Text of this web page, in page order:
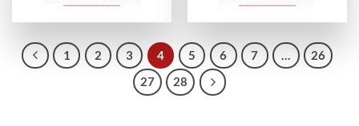
1 2 3 4 5 6 7
26
27
28